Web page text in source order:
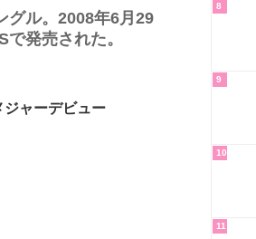
グル。2008年6月29
発売された。
ャーデビュー
8
9
10
11